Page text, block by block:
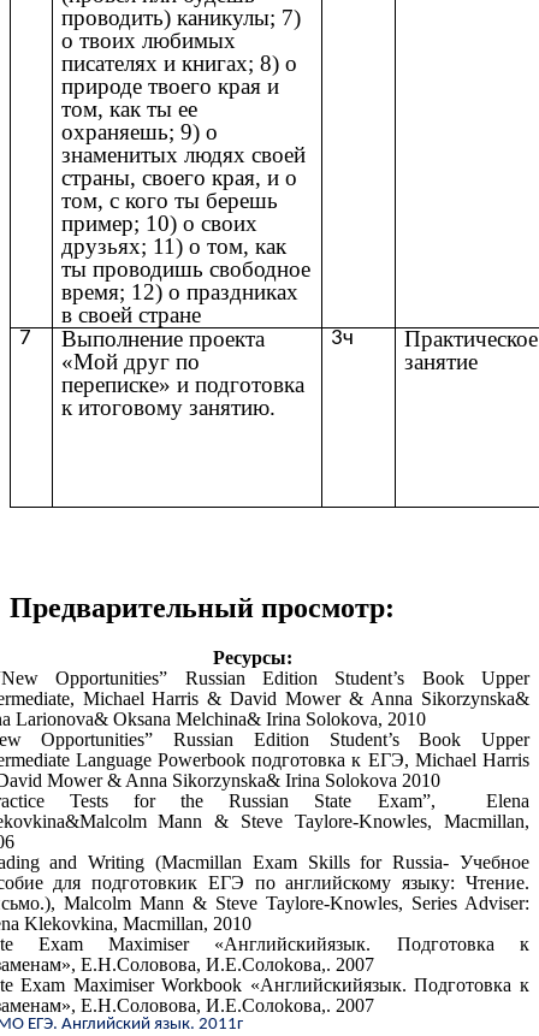
проводить) каникулы; 7)
о твоих любимых
писателях и книгах; 8) о
природе твоего края и
том, как ты ее
охраняешь; 9) о
знаменитых людях своей
страны, своего края, и о
том, с кого ты берешь
пример; 10) о своих
друзьях; 11) о том, как
ты проводишь свободное
время; 12) о праздниках
в своей стране
7
Выполнение проекта
«Мой друг по
переписке» и подготовка
к итоговому занятию.
3ч
Практическое
занятие
Предварительный просмотр:
Ресурсы:
Opportunities” Russian Edition Student’s Book Upper
Michael Harris & David Mower & Anna Sikorzynska&
Larionova& Oksana Melchina& Irina Solokova, 2010
Opportunities” Russian Edition Student’s Book Upper
Language Powerbook подготовка к ЕГЭ, Michael Harris
Mower & Anna Sikorzynska& Irina Solokova 2010
Tests for the Russian State Exam”, Elena
Mann & Steve Taylore-Knowles, Macmillan,
and Writing (Macmillan Exam Skills for Russia- Учебное
для подготовкик ЕГЭ по английскому языку: Чтение.
Malcolm Mann & Steve Taylore-Knowles, Series Adviser:
Klekovkina, Macmillan, 2010
Exam Maximiser «Английскийязык. Подготовка к
Е.Н.Соловова, И.Е.Солоkова,. 2007
Exam Maximiser Workbook «Английскийязык. Подготовка к
Е.Н.Соловова, И.Е.Солоkова,. 2007
ЕГЭ. Английский язык. 2011г